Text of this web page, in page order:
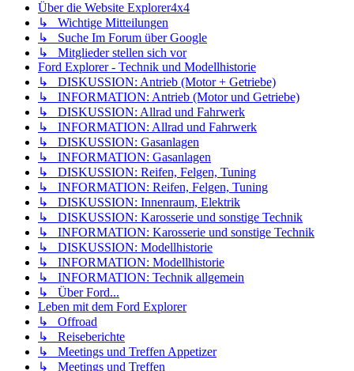
Über die Website Explorer4x4
↳ Wichtige Mitteilungen
↳ Suche Im Forum über Google
↳ Mitglieder stellen sich vor
Ford Explorer - Technik und Modellhistorie
↳ DISKUSSION: Antrieb (Motor + Getriebe)
↳ INFORMATION: Antrieb (Motor und Getriebe)
↳ DISKUSSION: Allrad und Fahrwerk
↳ INFORMATION: Allrad und Fahrwerk
↳ DISKUSSION: Gasanlagen
↳ INFORMATION: Gasanlagen
↳ DISKUSSION: Reifen, Felgen, Tuning
↳ INFORMATION: Reifen, Felgen, Tuning
↳ DISKUSSION: Innenraum, Elektrik
↳ DISKUSSION: Karosserie und sonstige Technik
↳ INFORMATION: Karosserie und sonstige Technik
↳ DISKUSSION: Modellhistorie
↳ INFORMATION: Modellhistorie
↳ INFORMATION: Technik allgemein
↳ Über Ford...
Leben mit dem Ford Explorer
↳ Offroad
↳ Reiseberichte
↳ Meetings und Treffen Appetizer
↳ Meetings und Treffen